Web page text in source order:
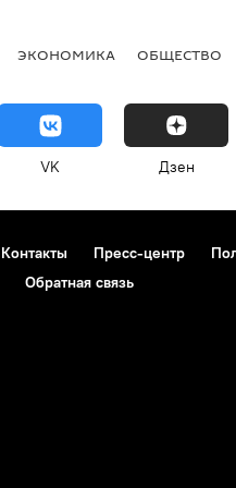
ЭКОНОМИКА ОБЩЕСТВО
VK Дзен
Контакты Пресс-центр
Обратная связь